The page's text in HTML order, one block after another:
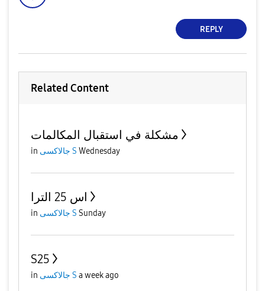
REPLY
Related Content
مشكلة في استقبال المكالمات
in جالاكسى S Wednesday
اس 25 الترا
in جالاكسى S Sunday
S25
in جالاكسى S a week ago